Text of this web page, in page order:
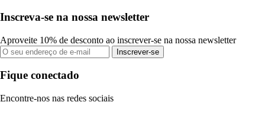
Inscreva-se na nossa newsletter
Aproveite 10% de desconto ao inscrever-se na nossa newsletter
Inscrever-se
Fique conectado
Encontre-nos nas redes sociais